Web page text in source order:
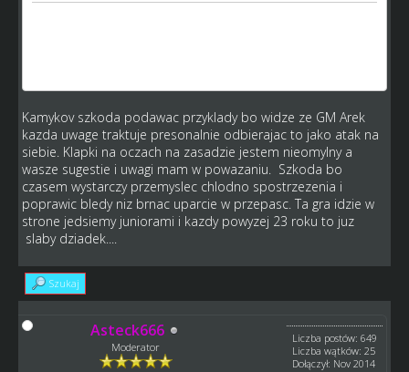
Kamykov szkoda podawac przyklady bo widze ze GM Arek
kazda uwage traktuje presonalnie odbierajac to jako atak na
siebie. Klapki na oczach na zasadzie jestem nieomylny a
wasze sugestie i uwagi mam w powazaniu. Szkoda bo
czasem wystarczy przemyslec chlodno spostrzezenia i
poprawic bledy niz brnac uparcie w przepasc. Ta gra idzie w
strone jedsiemy juniorami i kazdy powyzej 23 roku to juz
slaby dziadek....
Szukaj
Asteck666
Moderator
Liczba postów: 649
Liczba wątków: 25
Dołączył: Nov 2014